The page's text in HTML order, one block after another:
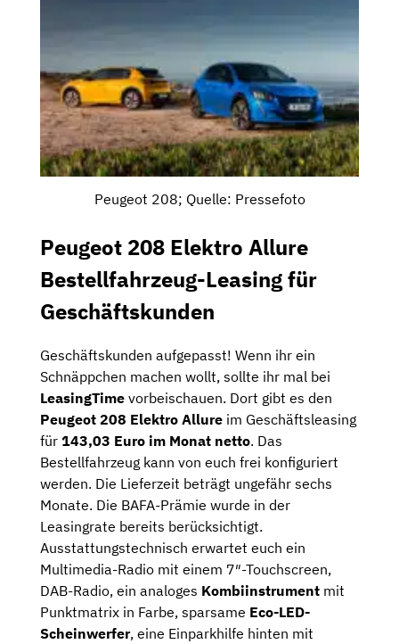
Peugeot 208; Quelle: Pressefoto
Peugeot 208 Elektro Allure
Bestellfahrzeug-Leasing für
Geschäftskunden
Geschäftskunden aufgepasst! Wenn ihr ein
Schnäppchen machen wollt, sollte ihr mal bei
LeasingTime vorbeischauen. Dort gibt es den
Peugeot 208 Elektro Allure im Geschäftsleasing
für 143,03 Euro im Monat netto. Das
Bestellfahrzeug kann von euch frei konfiguriert
werden. Die Lieferzeit beträgt ungefähr sechs
Monate. Die BAFA-Prämie wurde in der
Leasingrate bereits berücksichtigt.
Ausstattungstechnisch erwartet euch ein
Multimedia-Radio mit einem 7″-Touchscreen,
DAB-Radio, ein analoges Kombiinstrument mit
Punktmatrix in Farbe, sparsame Eco-LED-
Scheinwerfer, eine Einparkhilfe hinten mit